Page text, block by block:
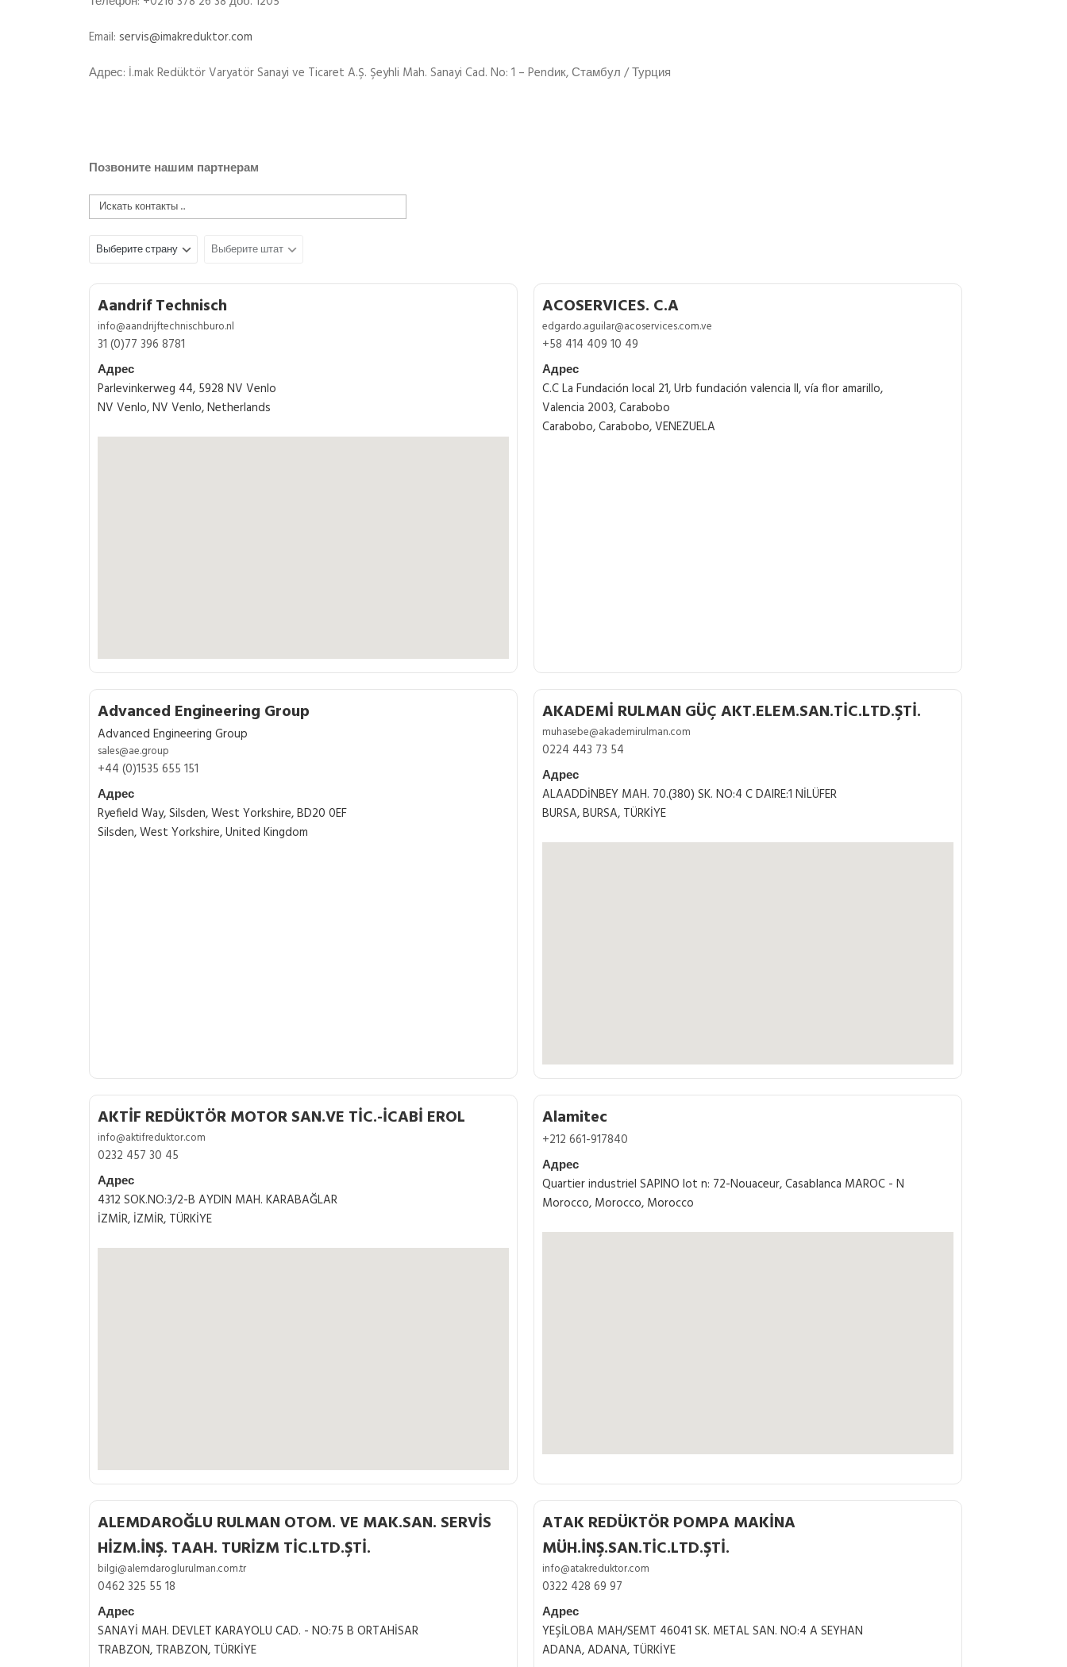
Email: servis@imakreduktor.com
Адрес: İ.mak Redüktör Varyatör Sanayi ve Ticaret A.Ş. Şeyhli Mah. Sanayi Cad. No: 1 – Pendик, Стамбул / Турция
Позвоните нашим партнерам
Aandrif Technisch
info@aandrijftechnischburo.nl
31 (0)77 396 8781
Адрес
Parlevinkerweg 44, 5928 NV Venlo
NV Venlo, NV Venlo, Netherlands
ACOSERVICES. C.A
edgardo.aguilar@acoservices.com.ve
+58 414 409 10 49
Адрес
C.C La Fundación local 21, Urb fundación valencia II, vía flor amarillo,
Valencia 2003, Carabobo
Carabobo, Carabobo, VENEZUELA
Advanced Engineering Group
Advanced Engineering Group
sales@ae.group
+44 (0)1535 655 151
Адрес
Ryefield Way, Silsden, West Yorkshire, BD20 0EF
Silsden, West Yorkshire, United Kingdom
AKADEMİ RULMAN GÜÇ AKT.ELEM.SAN.TİC.LTD.ŞTİ.
muhasebe@akademirulman.com
0224 443 73 54
Адрес
ALAADDİNBEY MAH. 70.(380) SK. NO:4 C DAIRE:1 NİLÜFER
BURSA, BURSA, TÜRKİYE
AKTİF REDÜKTÖR MOTOR SAN.VE TİC.-İCABİ EROL
info@aktifreduktor.com
0232 457 30 45
Адрес
4312 SOK.NO:3/2-B AYDIN MAH. KARABAĞLAR
İZMİR, İZMİR, TÜRKİYE
Alamitec
+212 661-917840
Адрес
Quartier industriel SAPINO lot n: 72-Nouaceur, Casablanca MAROC - N
Morocco, Morocco, Morocco
ALEMDAROĞLU RULMAN OTOM. VE MAK.SAN. SERVİS
HİZM.İNŞ. TAAH. TURİZM TİC.LTD.ŞTİ.
bilgi@alemdaroglurulman.com.tr
0462 325 55 18
Адрес
SANAYİ MAH. DEVLET KARAYOLU CAD. - NO:75 B ORTAHİSAR
TRABZON, TRABZON, TÜRKİYE
ATAK REDÜKTÖR POMPA MAKİNA
MÜH.İNŞ.SAN.TİC.LTD.ŞTİ.
info@atakreduktor.com
0322 428 69 97
Адрес
YEŞİLOBA MAH/SEMT 46041 SK. METAL SAN. NO:4 A SEYHAN
ADANA, ADANA, TÜRKİYE